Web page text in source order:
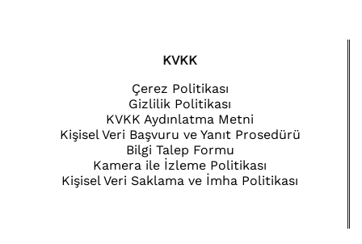
KVKK
Çerez Politikası
Gizlilik Politikası
KVKK Aydınlatma Metni
Kişisel Veri Başvuru ve Yanıt Prosedürü
Bilgi Talep Formu
Kamera ile İzleme Politikası
Kişisel Veri Saklama ve İmha Politikası